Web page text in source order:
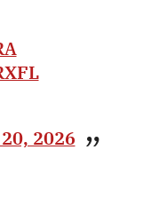
2026